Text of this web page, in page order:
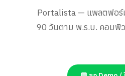
Portalista — แพลตฟอร์
90 วันตาม พ.ร.บ. คอมพิว